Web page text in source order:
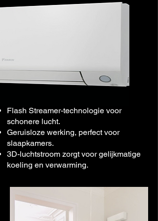
Flash Streamer-technologie voor
schonere lucht.
Geruisloze werking, perfect voor
slaapkamers.
3D-luchtstroom zorgt voor gelijkmatige
koeling en verwarming.